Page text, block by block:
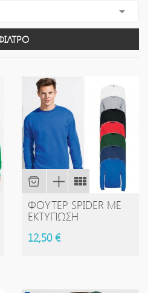

ΦΟΎΤΕΡ SPIDER ΜΕ
ΕΚΤΎΠΩΣΗ
12,50 €